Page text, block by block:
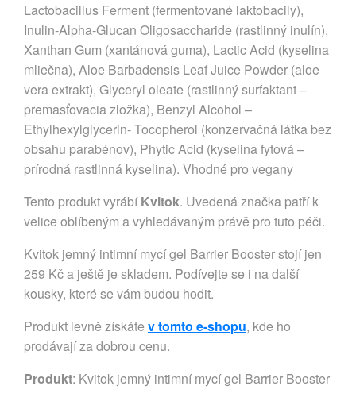
Lactobacillus Ferment (fermentované laktobacily),
Inulin-Alpha-Glucan Oligosaccharide (rastlinný inulín),
Xanthan Gum (xantánová guma), Lactic Acid (kyselina
mliečna), Aloe Barbadensis Leaf Juice Powder (aloe
vera extrakt), Glyceryl oleate (rastlinný surfaktant –
premasťovacia zložka), Benzyl Alcohol –
Ethylhexylglycerin- Tocopherol (konzervačná látka bez
obsahu parabénov), Phytic Acid (kyselina fytová –
prírodná rastlinná kyselina). Vhodné pro vegany
Tento produkt vyrábíKvitok. Uvedená značka patří k
velice oblíbeným a vyhledávaným právě pro tuto péči.
Kvitok jemný intimní mycí gel Barrier Booster stojí jen
259 Kč a ještě je skladem. Podívejte se i na další
kousky, které se vám budou hodit.
Produkt levně získáte v tomto e-shopu, kde ho
prodávají za dobrou cenu.
Produkt: Kvitok jemný intimní mycí gel Barrier Booster